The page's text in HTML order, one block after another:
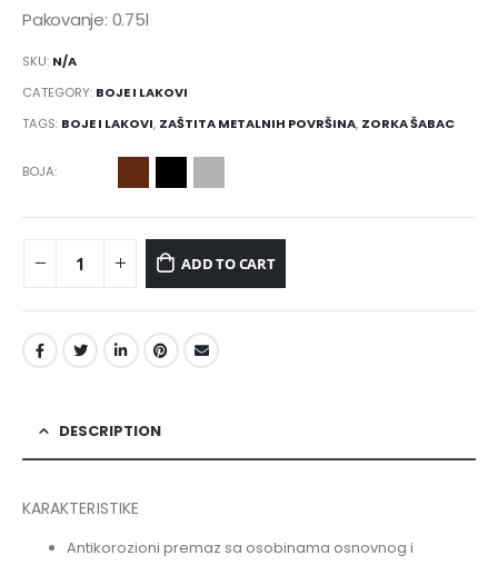
Pakovanje: 0.75l
SKU: N/A
CATEGORY: BOJE I LAKOVI
TAGS: BOJE I LAKOVI, ZAŠTITA METALNIH POVRŠINA, ZORKA ŠABAC
BOJA
ADD TO CART
DESCRIPTION
KARAKTERISTIKE
Antikorozioni premaz sa osobinama osnovnog i